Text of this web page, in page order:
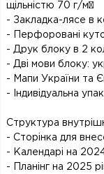
щільністю 70 г/м²
- Закладка-лясе в
- Перфоровані
- Друк блоку в 2
- Дві мови блоку:
- Мапи України та
- Індивідуальна
Структура
- Сторінка для
- Календарі на
- Планінг на 2025